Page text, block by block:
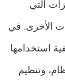
التي
الأخرى. في
استخدامها
وتنظيم